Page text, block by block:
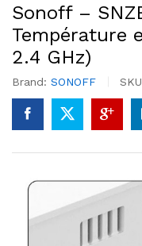
Sonoff –
Température
2.4 GHz)
Brand: SONOFF